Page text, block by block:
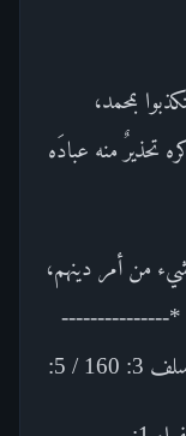
بمحمد،
تحذيرٌ منه عبادَه
من أمر دينهم،
* *---------------